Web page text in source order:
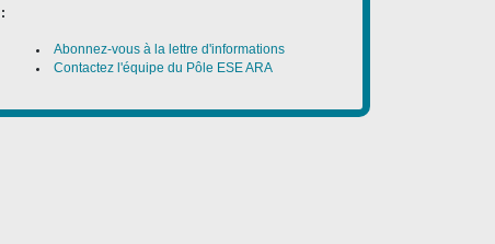
:
Abonnez-vous à la lettre d'informations
Contactez l'équipe du Pôle ESE ARA